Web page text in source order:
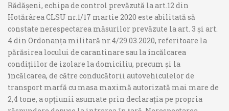
Rădășeni, echipa de control prevăzută la art.12 din
Hotărârea CLSU nr.1/17 martie 2020 este abilitată să
constate nerespectarea măsurilor prevăzute la art. 3 și art.
4 din Ordonanța militară nr.4/29.03.2020, referitoare la
părăsirea locului de carantinare sau la încălcarea
condițiilor de izolare la domiciliu, precum și la
încălcarea, de către conducătorii autovehiculelor de
transport marfă cu masa maximă autorizată mai mare de
2,4 tone, a opțiunii asumate prin declarația pe propria